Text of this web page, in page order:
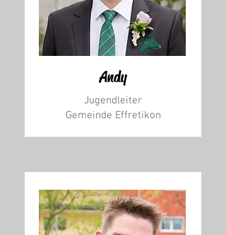
Andy
Jugendleiter
Gemeinde Effretikon